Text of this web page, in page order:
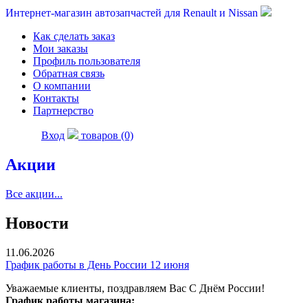
Интернет-магазин автозапчастей для Renault и Nissan
Как сделать заказ
Мои заказы
Профиль пользователя
Обратная связь
О компании
Контакты
Партнерство
Вход товаров (0)
Акции
Все акции...
Новости
11.06.2026
График работы в День России 12 июня
Уважаемые клиенты, поздравляем Вас С Днём России!
График работы магазина: